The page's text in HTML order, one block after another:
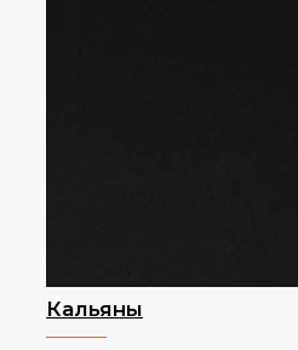
Кальяны